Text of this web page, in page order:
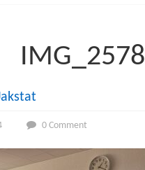
IMG_2578
0 Comment